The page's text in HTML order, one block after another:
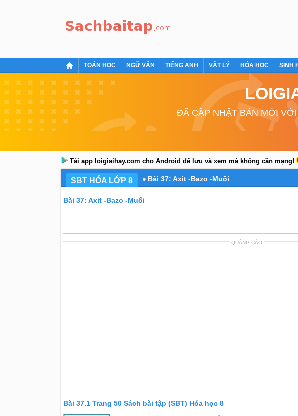
TOÁN HỌC NGỮ VĂN TIẾNG ANH VẬT LÝ HÓA HỌC SINH
ĐÃ CẬP NHẬT BẢN MỚI
Tải app loigiaihay.com cho Android để lưu và xem mà không cần mạng!
SBT HÓA LỚP 8 Bài 37: Axit -Bazo -Muối
Bài 37: Axit -Bazo -Muối
QUẢNG CÁO
Bài 37.1 Trang 50 Sách bài tập (SBT) Hóa học 8